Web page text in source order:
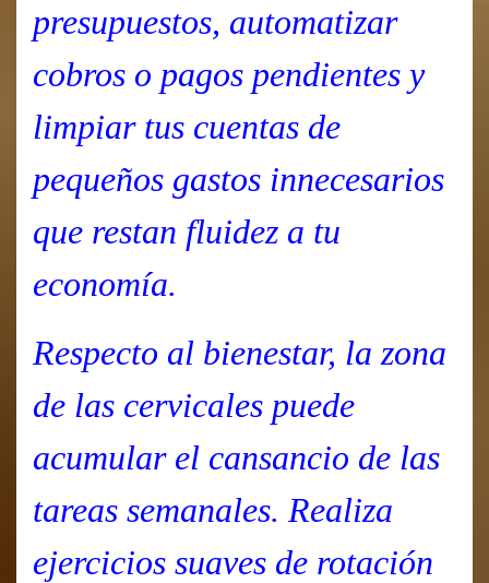
presupuestos, automatizar
cobros o pagos pendientes y
limpiar tus cuentas de
pequeños gastos innecesarios
que restan fluidez a tu
economía.
Respecto al bienestar, la zona
de las cervicales puede
acumular el cansancio de las
tareas semanales. Realiza
ejercicios suaves de rotación